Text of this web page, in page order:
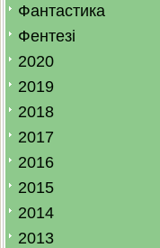
Фантастика
Фентезі
2020
2019
2018
2017
2016
2015
2014
2013